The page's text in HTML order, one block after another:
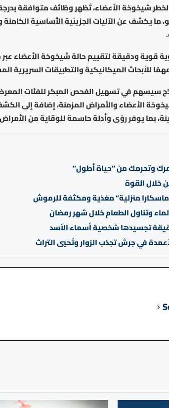
554 جينًا معرضًا لخطر شيخوخة الأعضاء، تُظهر وظائف متوافقة
يكشف عن الآليات الجزيئية الأساسية الكامنة
قوية ودقيقة لتقييم حالة شيخوخة الأعضاء
للأبحاث الميكانيكية والتطبيقات السريرية
سيسهم في تسهيل الفحص المبكر للفئات
الأعضاء والأمراض المزمنة، إضافة إلى
بما يوفر رؤى وأدلة حاسمة للوقاية من
خلال القوة
وتناول الطعام خلال شهر رمضان
تجسيدها شخصية أسماء الأسد
في جرش تجذب الزوار وتُحيي التراث